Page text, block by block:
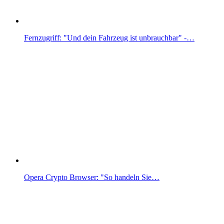
Fernzugriff: "Und dein Fahrzeug ist unbrauchbar" -…
Opera Crypto Browser: "So handeln Sie…